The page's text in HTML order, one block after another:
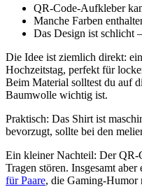
QR‑Code-Aufkleber
Manche Farben
Das Design ist schlicht
Die Idee ist ziemlich direkt:
Hochzeitstag, perfekt für
Beim Material solltest du auf
Baumwolle wichtig ist.
Praktisch: Das Shirt ist
bevorzugt, sollte bei den
Ein kleiner Nachteil: Der
Tragen stören. Insgesamt
für Paare, die Gaming-Humor